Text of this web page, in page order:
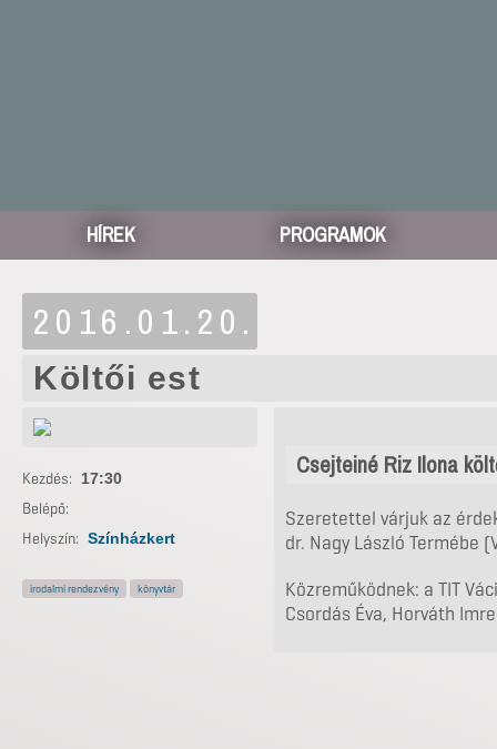
HÍREK PROGRAMOK
2016.01.20.
Költői est
Csejteiné Riz Ilona
Szeretettel várjuk az
dr. Nagy László Termébe
Közreműködnek: a TIT
Csordás Éva, Horváth
Kezdés: 17:30
Belépő:
Helyszín: Színházkert
irodalmi rendezvény könyvtár